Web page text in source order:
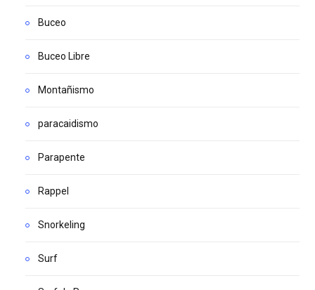
Buceo
Buceo Libre
Montañismo
paracaidismo
Parapente
Rappel
Snorkeling
Surf